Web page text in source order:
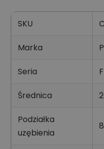
SKU
Marka
Seria
Średnica
Podziałka
uzębienia